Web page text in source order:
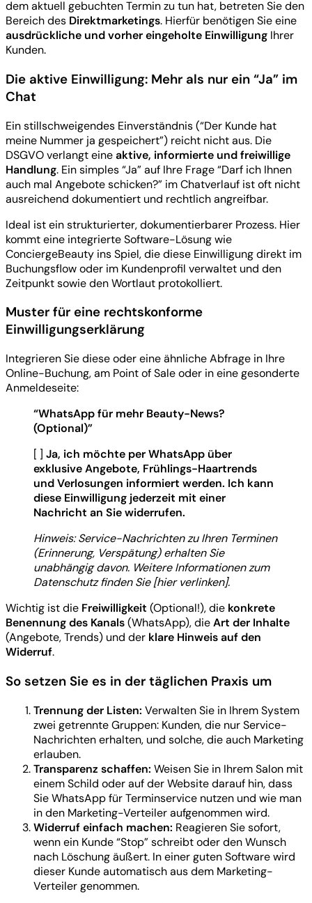
dem aktuell gebuchten Termin zu tun hat, betreten Sie den
Bereich des Direktmarketings. Hierfür benötigen Sie eine
ausdrückliche und vorher eingeholte Einwilligung Ihrer
Kunden.
Die aktive Einwilligung: Mehr als nur ein “Ja” im
Chat
Ein stillschweigendes Einverständnis (“Der Kunde hat
meine Nummer ja gespeichert”) reicht nicht aus. Die
DSGVO verlangt eineaktive, informierte und freiwillige
Handlung. Ein simples “Ja” auf Ihre Frage “Darf ich Ihnen
auch mal Angebote schicken?” im Chatverlauf ist oft nicht
ausreichend dokumentiert und rechtlich angreifbar.
Ideal ist ein strukturierter, dokumentierbarer Prozess. Hier
kommt eine integrierte Software-Lösung wie
ConciergeBeauty ins Spiel, die diese Einwilligung direkt im
Buchungsflow oder im Kundenprofil verwaltet und den
Zeitpunkt sowie den Wortlaut protokolliert.
Muster für eine rechtskonforme
Einwilligungserklärung
Integrieren Sie diese oder eine ähnliche Abfrage in Ihre
Online-Buchung, am Point of Sale oder in eine gesonderte
Anmeldeseite:
“WhatsApp für mehr Beauty-News?
(Optional)”
[ ] Ja, ich möchte per WhatsApp über
exklusive Angebote, Frühlings-Haartrends
und Verlosungen informiert werden. Ich kann
diese Einwilligung jederzeit mit einer
Nachricht an Sie widerrufen.
Hinweis: Service-Nachrichten zu Ihren Terminen
(Erinnerung, Verspätung) erhalten Sie
unabhängig davon. Weitere Informationen zum
Datenschutz finden Sie [hier verlinken].
Wichtig ist die Freiwilligkeit (Optional!), die konkrete
Benennung des Kanals(WhatsApp), dieArt der Inhalte
(Angebote, Trends) und der klare Hinweis auf den
Widerruf.
So setzen Sie es in der täglichen Praxis um
Trennung der Listen: Verwalten Sie in Ihrem System
zwei getrennte Gruppen: Kunden, die nur Service-
Nachrichten erhalten, und solche, die auch Marketing
erlauben.
Transparenz schaffen: Weisen Sie in Ihrem Salon mit
einem Schild oder auf der Website darauf hin, dass
Sie WhatsApp für Terminservice nutzen und wie man
in den Marketing-Verteiler aufgenommen wird.
Widerruf einfach machen: Reagieren Sie sofort,
wenn ein Kunde “Stop” schreibt oder den Wunsch
nach Löschung äußert. In einer guten Software wird
dieser Kunde automatisch aus dem Marketing-
Verteiler genommen.